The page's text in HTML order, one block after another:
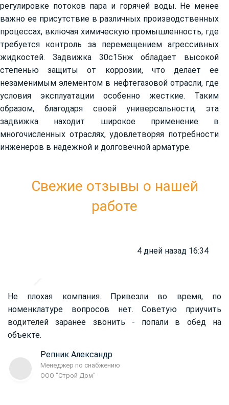
регулировке потоков пара и горячей воды. Не менее
важно ее присутствие в различных производственных
процессах, включая химическую промышленность, где
требуется контроль за перемещением агрессивных
жидкостей. Задвижка 30с15нж обладает высокой
степенью защиты от коррозии, что делает ее
незаменимым элементом в нефтегазовой отрасли, где
условия эксплуатации особенно жесткие. Таким
образом, благодаря своей универсальности, эта
задвижка находит широкое применение в
многочисленных отраслях, удовлетворяя потребности
инженеров в надежной и долговечной арматуре.
Свежие отзывы о нашей
работе
4 дней назад 16:34
Не плохая компания. Привезли во время, по
номенклатуре вопросов нет. Советую приучить
водителей заранее звонить - попали в обед на
объекте.
Репник Александр
Менеджер по снабжению
ООО "Строй Дом"